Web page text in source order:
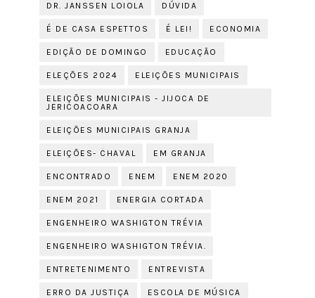
DR. JANSSEN LOIOLA DÚVIDA
É DE CASA ESPETTOS É LEI! ECONOMIA
EDIÇÃO DE DOMINGO EDUCAÇÃO
ELEÇÕES 2024 ELEIÇÕES MUNICIPAIS
ELEIÇÕES MUNICIPAIS - JIJOCA DE
JERICOACOARA
ELEIÇÕES MUNICIPAIS GRANJA
ELEIÇÕES- CHAVAL EM GRANJA
ENCONTRADO ENEM ENEM 2020
ENEM 2021 ENERGIA CORTADA
ENGENHEIRO WASHIGTON TRÉVIA
ENGENHEIRO WASHIGTON TRÉVIA.
ENTRETENIMENTO ENTREVISTA
ERRO DA JUSTIÇA ESCOLA DE MÚSICA